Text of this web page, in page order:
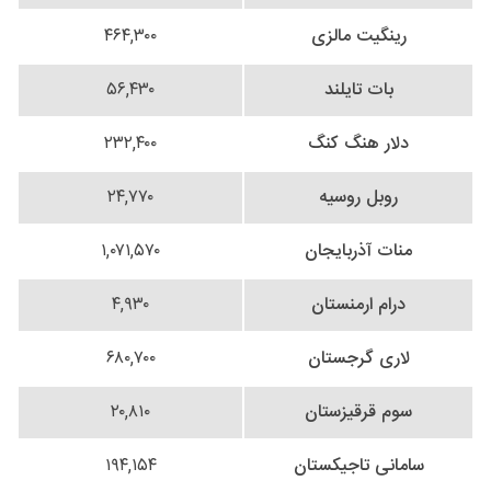
رینگیت مالزی
۴۶۴,۳۰۰
بات تایلند
۵۶,۴۳۰
دلار هنگ کنگ
۲۳۲,۴۰۰
روبل روسیه
۲۴,۷۷۰
منات آذربایجان
۱,۰۷۱,۵۷۰
درام ارمنستان
۴,۹۳۰
لاری گرجستان
۶۸۰,۷۰۰
سوم قرقیزستان
۲۰,۸۱۰
سامانی تاجیکستان
۱۹۴,۱۵۴